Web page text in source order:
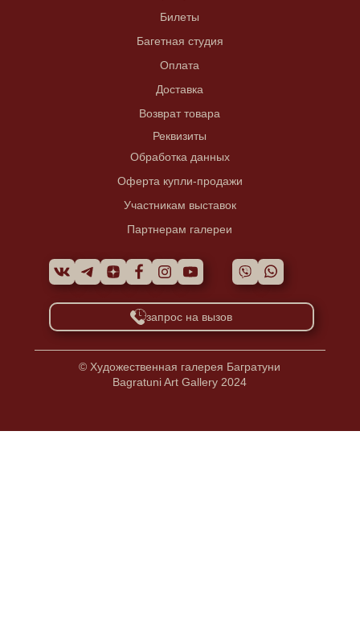
Билеты
Багетная студия
Оплата
Доставка
Возврат товара
Реквизиты
Обработка данных
Оферта купли-продажи
Участникам выставок
Партнерам галереи
запрос на вызов
© Художественная галерея Багратуни
Bagratuni Art Gallery 2024